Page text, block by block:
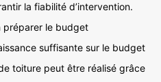
la fiabilité d’intervention.
préparer le budget
suffisante sur le budget
toiture peut être réalisé grâce